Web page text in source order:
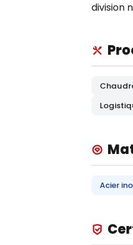
division
Acier